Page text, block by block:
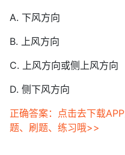
A. 下风方向
B. 上风方向
C. 上风方向或侧上风方向
D. 侧下风方向
正确答案：点击去下载
题、刷题、练习哦>>